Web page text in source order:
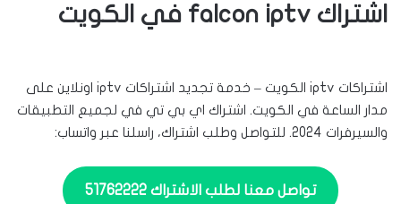
اشتراك falcon iptv في الكويت
اشتراكات iptv الكويت – خدمة تجديد اشتراكات iptv اونلاين على
مدار الساعة في الكويت. اشتراك اي بي تي في لجميع التطبيقات
والسيرفرات 2024. للتواصل وطلب اشتراك، راسلنا عبر واتساب:
تواصل معنا لطلب الاشتراك 51762222